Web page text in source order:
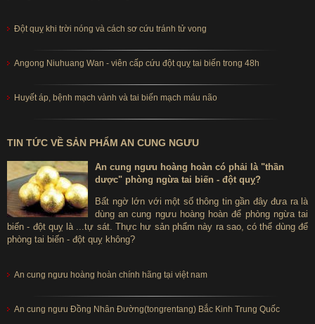
Đột quỵ khi trời nóng và cách sơ cứu tránh tử vong
Angong Niuhuang Wan - viên cấp cứu đột quỵ tai biến trong 48h
Huyết áp, bệnh mạch vành và tai biến mạch máu não
TIN TỨC VỀ SẢN PHẨM AN CUNG NGƯU
An cung ngưu hoàng hoàn có phải là "thần
dược" phòng ngừa tai biến - đột quỵ?
Bất ngờ lớn với một số thông tin gần đây đưa ra là
dùng an cung ngưu hoàng hoàn để phòng ngừa tai
biến - đột quỵ là ...tự sát. Thực hư sản phẩm này ra sao, có thể dùng để
phòng tai biến - đột quỵ không?
An cung ngưu hoàng hoàn chính hãng tại việt nam
An cung ngưu Đồng Nhân Đường(tongrentang) Bắc Kinh Trung Quốc